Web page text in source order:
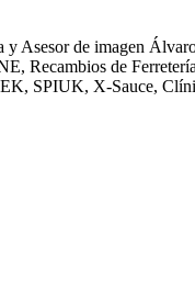
Asesor de imagen
Recambios de
SPIUK, X-Sauce,